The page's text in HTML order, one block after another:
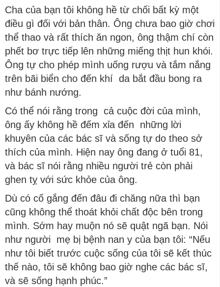
Cha của bạn tôi không hề từ chối bất kỳ một
điều gì đối với bản thân. Ông chưa bao giờ chơi
thể thao và rất thích ăn ngon, ông thậm chí còn
phết bơ trực tiếp lên những miếng thịt hun khói.
Ông tự cho phép mình uống rượu và tắm nắng
trên bãi biển cho đến khí da bắt đầu bong ra
như bánh nướng.
Có thể nói rằng trong cả cuộc đời của mình,
ông ấy không hề đếm xỉa đến những lời
khuyên của các bác sĩ và sống tự do theo sở
thích của mình. Hiện nay ông đang ở tuổi 81,
và bác sĩ nói rằng nhiều người trẻ còn phải
ghen tỵ với sức khỏe của ông.
Dù có cố gắng đến đâu đi chăng nữa thì bạn
cũng không thể thoát khỏi chất độc bên trong
mình. Sớm hay muộn nó sẽ quật ngã bạn. Nói
như người mẹ bị bệnh nan y của bạn tôi: “Nếu
như tôi biết trước cuộc sống của tôi sẽ kết thúc
thế nào, tôi sẽ không bao giờ nghe các bác sĩ,
và sẽ sống hạnh phúc.”